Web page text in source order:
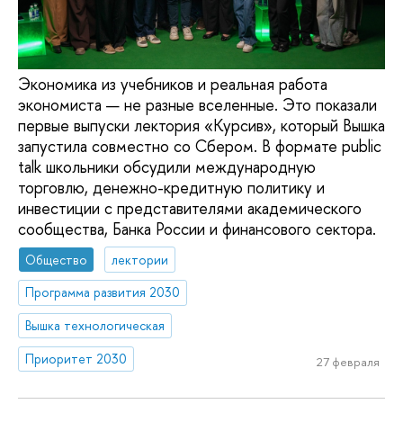
Экономика из учебников и реальная работа
экономиста — не разные вселенные. Это показали
первые выпуски лектория «Курсив», который Вышка
запустила совместно со Сбером. В формате public
talk школьники обсудили международную
торговлю, денежно-кредитную политику и
инвестиции с представителями академического
сообщества, Банка России и финансового сектора.
Общество
лектории
Программа развития 2030
Вышка технологическая
Приоритет 2030
27 февраля